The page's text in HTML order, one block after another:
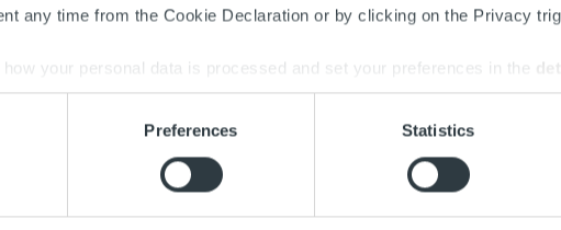
any time from the Cookie Declaration or by clicking on the Privacy
how your personal data is processed and set your preferences in the
content and ads, to provide social media features and to
you’ve provided to them or that they’ve collected from your use of
Preferences Statistics
määrätietoisen strategian mukaisesti, kertoo Ropo Capitalin
Sponsorointi tuo Ropolle näkyvyyttä erityisesti Helsingissä, mutta
Suomessa. Ropo näkyy Seagullsin koti- ja vieraspeliasuissa sekä
Kuopiossa ja pääkaupunkiseudulla.